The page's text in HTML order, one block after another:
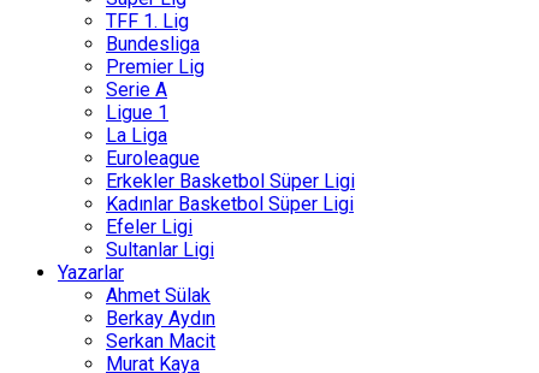
TFF 1. Lig
Bundesliga
Premier Lig
Serie A
Ligue 1
La Liga
Euroleague
Erkekler Basketbol Süper Ligi
Kadınlar Basketbol Süper Ligi
Efeler Ligi
Sultanlar Ligi
Yazarlar
Ahmet Sülak
Berkay Aydın
Serkan Macit
Murat Kaya